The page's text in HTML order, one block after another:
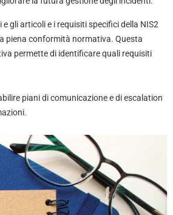
gli articoli e i requisiti specifici della NIS2
piena conformità normativa. Questa
permette di identificare quali requisiti
piani di comunicazione e di escalation